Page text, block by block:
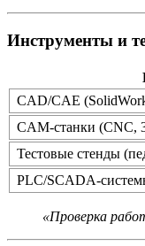
Инструменты и
CAD/CAE
CAM‑станки (CNC,
Тестовые стенды
PLC/
«Проверка